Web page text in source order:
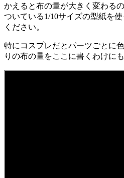
かえると布の量が大きく変わる
ついている1/10サイズの型紙を
ください。
特にコスプレだとパーツごとに
りの布の量をここに書くわけに